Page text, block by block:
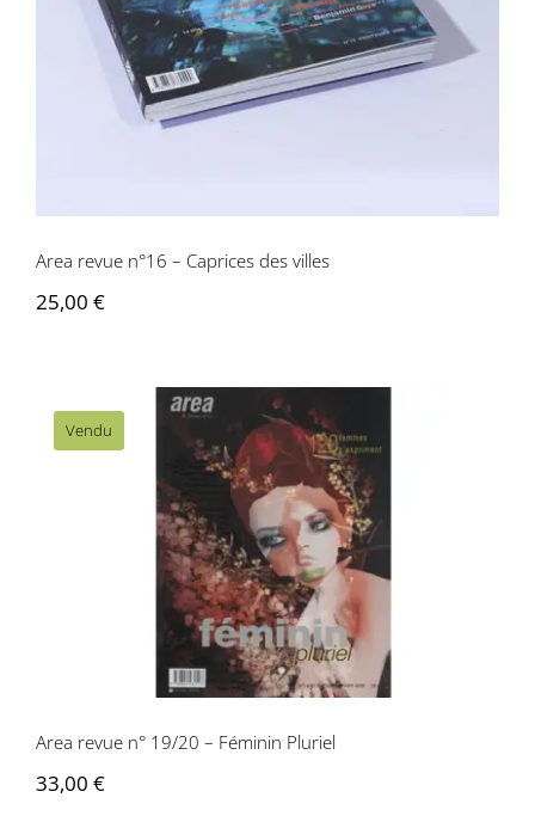
Area revue n°16 – Caprices des villes
25,00 €
Vendu
Area revue n° 19/20 – Féminin Pluriel
Area revue n° 19/20 – Féminin Pluriel
33,00 €